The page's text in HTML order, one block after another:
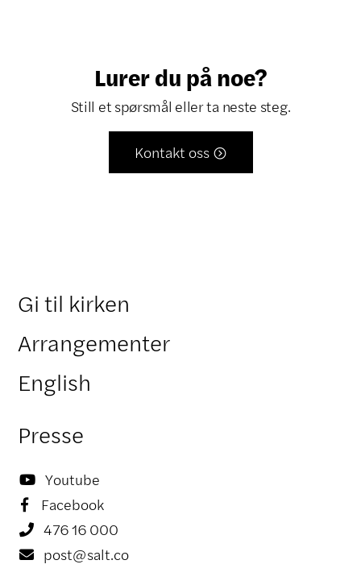
Lurer du på noe?
Still et spørsmål eller ta neste steg.
Kontakt oss 
Gi til kirken
Arrangementer
English
Presse
 Youtube
 Facebook
 476 16 000
 post@salt.co